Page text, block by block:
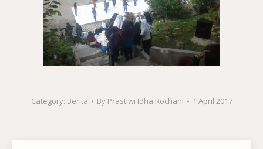
Category: Berita By Prastiwi Idha Rochani 1 April 2017